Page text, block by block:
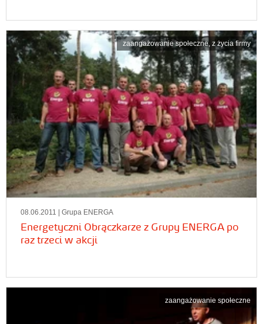
zaangażowanie społeczne, z życia firmy
08.06.2011 | Grupa ENERGA
Energetyczni Obrączkarze z Grupy ENERGA po
raz trzeci w akcji
zaangażowanie społeczne